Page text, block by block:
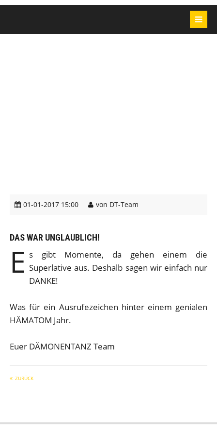
01-01-2017 15:00 von DT-Team
DAS WAR UNGLAUBLICH!
E s gibt Momente, da gehen einem die
Superlative aus. Deshalb sagen wir einfach nur
DANKE!
Was für ein Ausrufezeichen hinter einem genialen
HÄMATOM Jahr.
Euer DÄMONENTANZ Team
ZURÜCK